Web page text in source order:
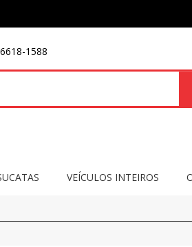
1588
VEÍCULOS INTEIROS